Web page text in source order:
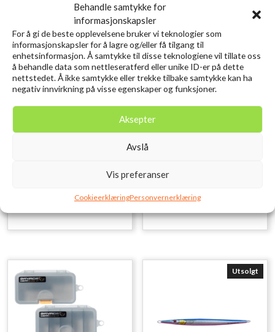
Behandle samtykke for
informasjonskapsler
For å gi de beste opplevelsene bruker vi teknologier som
informasjonskapsler for å lagre og/eller få tilgang til
enhetsinformasjon. Å samtykke til disse teknologiene vil tillate oss
å behandle data som nettleseratferd eller unike ID-er på dette
nettstedet. Å ikke samtykke eller trekke tilbake samtykke kan ha
negativ innvirkning på visse egenskaper og funksjoner.
Aksepter
Avslå
Vis preferanser
CookieerklæringPersonvernerklæring
Utsolgt
SAVAGE GEAR LB Cannibal
SAVAGE GEAR Lurebox 1A
Utsolgt